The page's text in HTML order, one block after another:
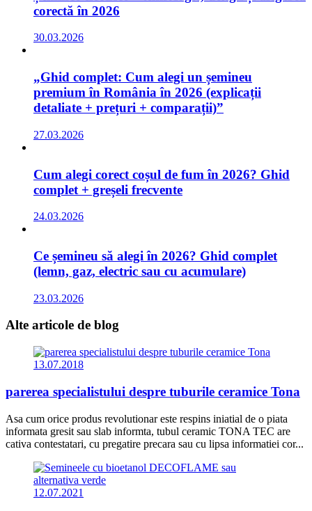
corectă în 2026
30.03.2026
„Ghid complet: Cum alegi un șemineu
premium în România în 2026 (explicații
detaliate + prețuri + comparații)”
27.03.2026
Cum alegi corect coșul de fum în 2026? Ghid
complet + greșeli frecvente
24.03.2026
Ce șemineu să alegi în 2026? Ghid complet
(lemn, gaz, electric sau cu acumulare)
23.03.2026
Alte articole de blog
13.07.2018
parerea specialistului despre tuburile ceramice Tona
Asa cum orice produs revolutionar este respins iniatial de o piata
informata gresit sau slab informta, tubul ceramic TONA TEC are
cativa contestatari, cu pregatire precara sau cu lipsa informatiei cor...
12.07.2021